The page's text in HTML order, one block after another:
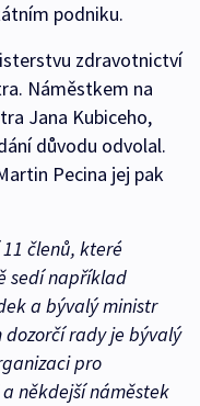
podniku.
zdravotnictví
Náměstkem na
Jana Kubiceho,
důvodu odvolal.
Pecina jej pak
členů, které
sedí například
a bývalý ministr
rady je bývalý
pro
někdejší náměstek